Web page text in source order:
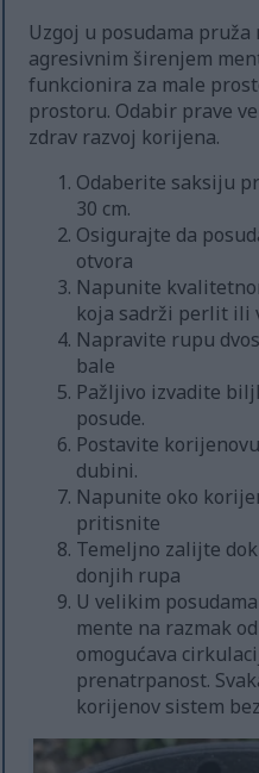
Uzgoj u posudama
agresivnim širenjem
funkcionira za male
prostoru. Odabir prave
zdrav razvoj korijena.
Odaberite saksiju
30 cm.
Osigurajte da
otvora
Napunite
koja sadrži perlit ili
Napravite rupu
bale
Pažljivo izvadite
posude.
Postavite
dubini.
Napunite oko
pritisnite
Temeljno zalijte
donjih rupa
U velikim
mente na razmak
omogućava
prenatrpanost.
korijenov sistem